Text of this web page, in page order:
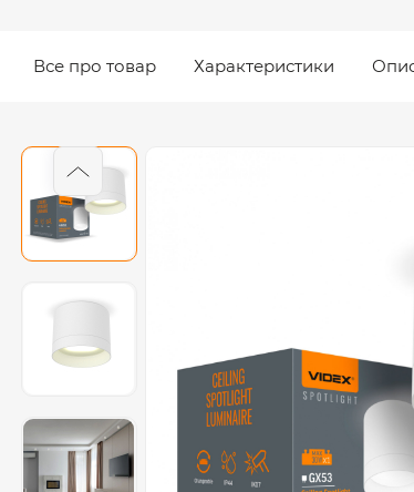
Все про товар Характеристики